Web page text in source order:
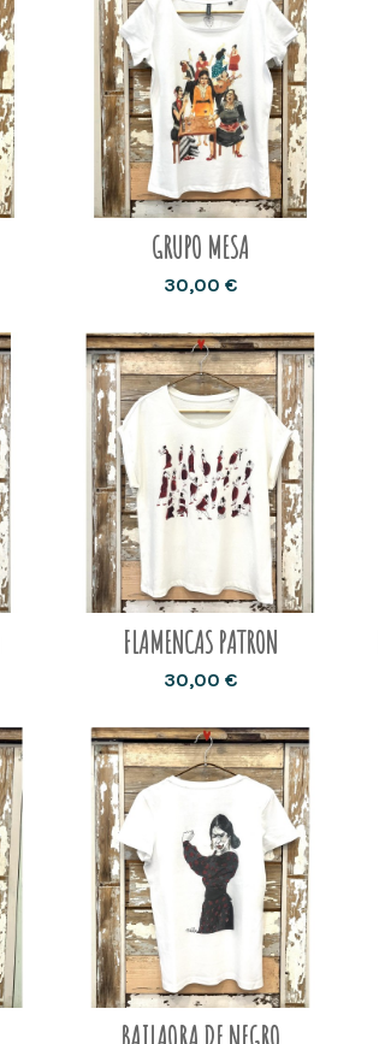
GRUPO MESA
30,00 €
FLAMENCAS PATRON
30,00 €